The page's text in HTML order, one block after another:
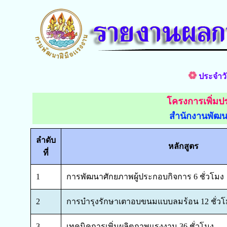
ประจำ
โครงการเพิ่ม
สำนักงานพัฒ
ลำดับ
ที่
หลักสูตร
1 การพัฒนาศักยภาพผู้ประกอบกิจการ 6 ชั่วโมง
2 การบำรุงรักษาเตาอบขนมแบบลมร้อน 12 ชั่วโ